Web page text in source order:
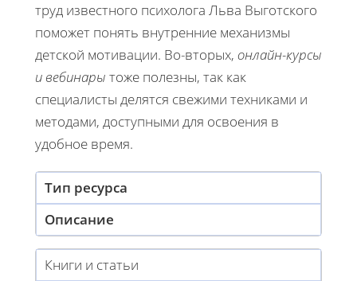
труд известного психолога Льва Выготского
поможет понять внутренние механизмы
детской мотивации. Во-вторых, онлайн-курсы
и вебинары тоже полезны, так как
специалисты делятся свежими техниками и
методами, доступными для освоения в
удобное время.
Тип ресурса
Описание
Книги и статьи